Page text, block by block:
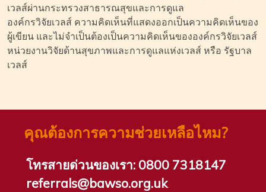
เวลส์ผ่านกระทรวงสาธารณสุขและการดูแล
องค์กรวิจัยเวลส์ ความคิดเห็นที่แสดงออกเป็นความคิดเห็นของ
ผู้เขียน และไม่จำเป็นต้องเป็นความคิดเห็นขององค์กรวิจัยเวลส์
หน่วยงานวิจัยด้านสุขภาพและการดูแลแห่งเวลส์ หรือ รัฐบาล
เวลส์
คุณต้องการความช่วยเหลือไหม?
โทรสายด่วนของเรา: 0800 7318147
referrals@bawso.org.uk